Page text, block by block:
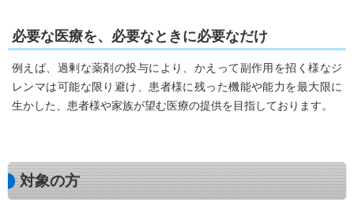
必要な医療を、必要なときに必要なだけ
例えば、過剰な薬剤の投与により、かえって副作用を招く様なジ
レンマは可能な限り避け、患者様に残った機能や能力を最大限に
生かした、患者様や家族が望む医療の提供を目指しております。
対象の方